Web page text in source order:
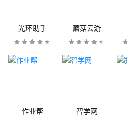
光环助手 蘑菇云游
作业帮 智学网